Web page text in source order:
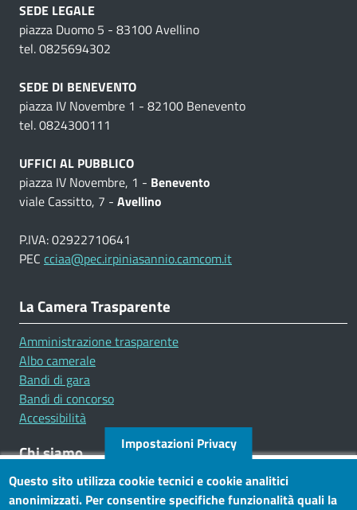
SEDE LEGALE
piazza Duomo 5 - 83100 Avellino
tel. 0825694302
SEDE DI BENEVENTO
piazza IV Novembre 1 - 82100 Benevento
tel. 0824300111
UFFICI AL PUBBLICO
piazza IV Novembre, 1 - Benevento
viale Cassitto, 7 - Avellino
P.IVA: 02922710641
PEC cciaa@pec.irpiniasannio.camcom.it
La Camera Trasparente
Amministrazione trasparente
Albo camerale
Bandi di gara
Bandi di concorso
Accessibilità
Chi siamo
Mission
Impostazioni Privacy
Questo sito utilizza cookie tecnici e cookie analitici
anonimizzati. Per consentire specifiche funzionalità quali la